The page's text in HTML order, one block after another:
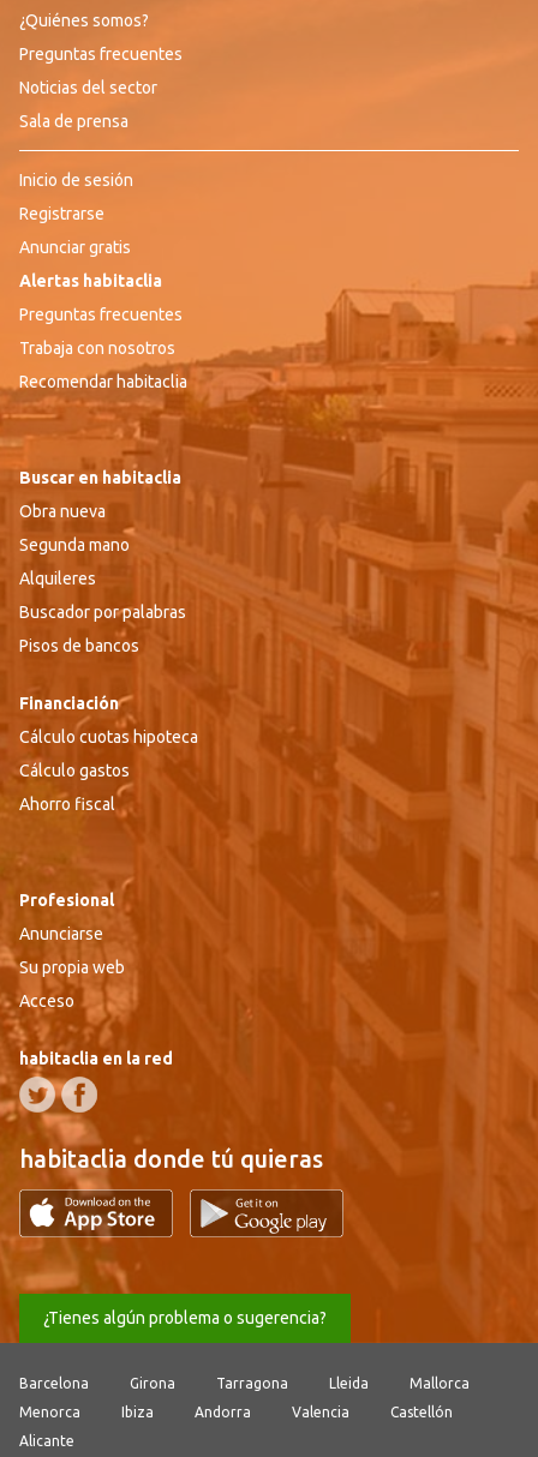
¿Quiénes somos?
Preguntas frecuentes
Noticias del sector
Sala de prensa
Inicio de sesión
Registrarse
Anunciar gratis
Alertas habitaclia
Preguntas frecuentes
Trabaja con nosotros
Recomendar habitaclia
Buscar en habitaclia
Obra nueva
Segunda mano
Alquileres
Buscador por palabras
Pisos de bancos
Financiación
Cálculo cuotas hipoteca
Cálculo gastos
Ahorro fiscal
Profesional
Anunciarse
Su propia web
Acceso
habitaclia en la red
habitaclia donde tú quieras
¿Tienes algún problema o sugerencia?
Barcelona Girona Tarragona Lleida
Mallorca
Menorca
Ibiza Andorra Valencia
Castellón
Alicante